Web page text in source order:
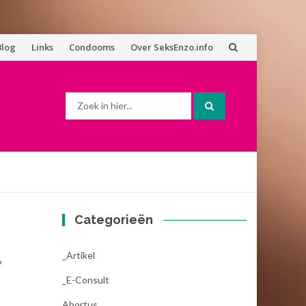
Links Condooms Over SeksEnzo.info
Categorieën
_Artikel
_E-Consult